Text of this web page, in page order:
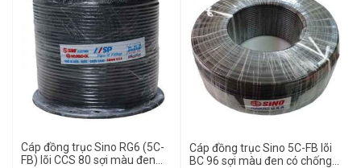
Cáp đồng trục Sino RG6 (5C-
FB) lõi CCS 80 sợi màu đen
Cáp đồng trục Sino 5C-FB lõi
BC 96 sợi màu đen có chống